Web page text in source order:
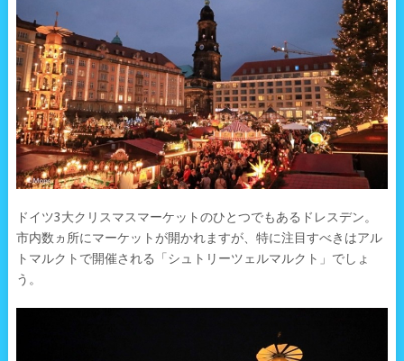
ドイツ3大クリスマスマーケットのひとつでもあるドレスデン。
市内数ヵ所にマーケットが開かれますが、特に注目すべきはアル
トマルクトで開催される「シュトリーツェルマルクト」でしょ
う。